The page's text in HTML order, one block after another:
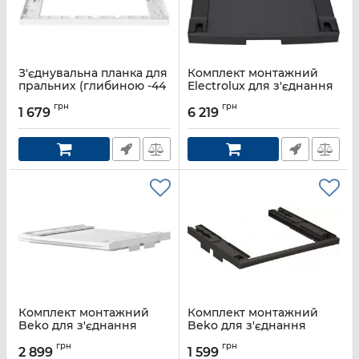
З'єднувальна планка для
пральних (глибиною -44
машин (глибиною 51 см)
Артикул: SKHNE70W
1 679 грн
Комплект монтажний
Electrolux для з'єднання
сушильною машиною,
сріблястий темний
N1WYHSK6
6 219 грн
Комплект монтажний
Beko для з'єднання
сушильною машиною,
2 899 грн
Комплект монтажний
Beko для з'єднання
сушильною машиною,
1 599 грн